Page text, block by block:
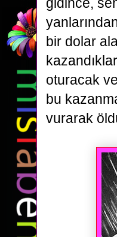
bir dolar
oturacak
bu
vurarak